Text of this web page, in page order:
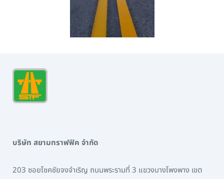
บริษัท สยามทราฟฟิค จำกัด
203 ซอยโชคชัยจงจำเริญ ถนนพระรามที่ 3 แขวงบางโพงพาง เขต